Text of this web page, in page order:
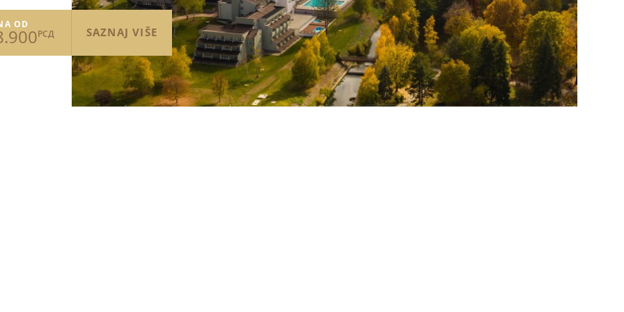
SAZNAJ VIŠE
OD
РСД